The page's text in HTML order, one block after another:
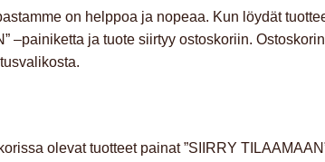
on helppoa ja nopeaa. Kun löydät
–painiketta ja tuote siirtyy ostoskoriin.
olevat tuotteet painat ”SIIRRY